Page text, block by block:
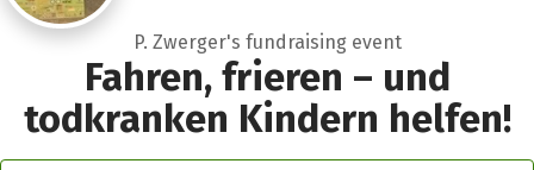
P. Zwerger's fundraising event
Fahren, frieren – und
todkranken Kindern helfen!